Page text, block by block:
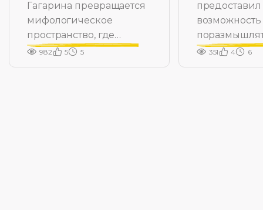
Гагарина превращается
мифологическое
пространство, где
рождается Герой
982 5 5
предоставил
множестве
тем.
351 4 6